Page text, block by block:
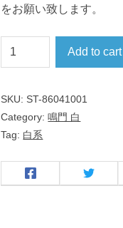
をお願い致します。
９
ｃ
皿
食
器
Add to cart
SKU: ST-86041001
Category:鳴門 白
Tag: 白系